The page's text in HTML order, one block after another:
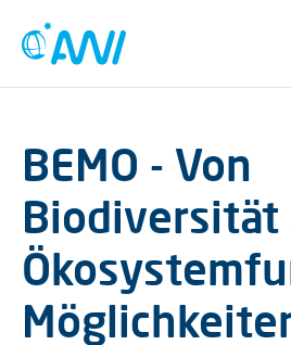
BEMO - Von
Biodiversität